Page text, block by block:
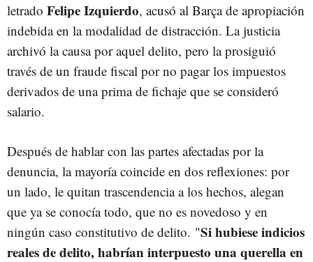
letrado Felipe Izquierdo, acusó al Barça de apropiación
indebida en la modalidad de distracción. La justicia
archivó la causa por aquel delito, pero la prosiguió
través de un fraude fiscal por no pagar los impuestos
derivados de una prima de fichaje que se consideró
salario.
Después de hablar con las partes afectadas por la
denuncia, la mayoría coincide en dos reflexiones: por
un lado, le quitan trascendencia a los hechos, alegan
que ya se conocía todo, que no es novedoso y en
ningún caso constitutivo de delito. "Si hubiese indicios
reales de delito, habrían interpuesto una querella en